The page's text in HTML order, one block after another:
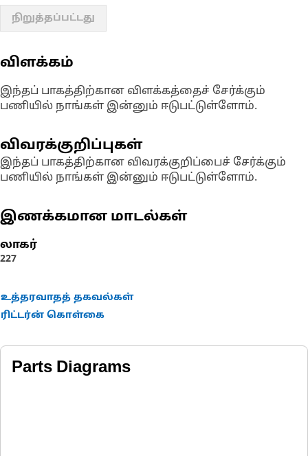
நிறுத்தப்பட்டது
விளக்கம்
இந்தப் பாகத்திற்கான விளக்கத்தைச் சேர்க்கும்
பணியில் நாங்கள் இன்னும் ஈடுபட்டுள்ளோம்.
விவரக்குறிப்புகள்
இந்தப் பாகத்திற்கான விவரக்குறிப்பைச் சேர்க்கும்
பணியில் நாங்கள் இன்னும் ஈடுபட்டுள்ளோம்.
இணக்கமான மாடல்கள்
லாகர்
227
உத்தரவாதத் தகவல்கள்
ரிட்டர்ன் கொள்கை
Parts Diagrams